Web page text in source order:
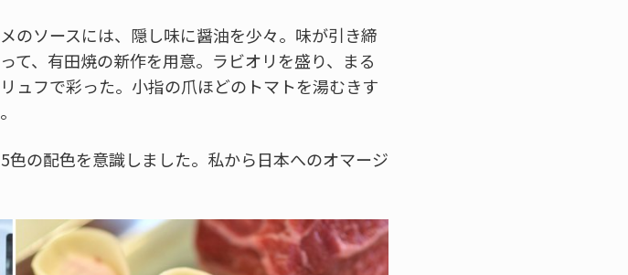
のソースには、隠し味に醤油を少々。味が引き締
て、有田焼の新作を用意。ラビオリを盛り、まる
ュフで彩った。小指の爪ほどのトマトを湯むきす
色の配色を意識しました。私から日本へのオマージ